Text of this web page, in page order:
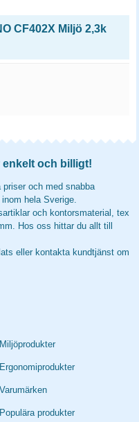
CF402X Miljö 2,3k
och billigt!
och med snabba
hela Sverige.
och kontorsmaterial, tex
Hos oss hittar du allt till
eller kontakta kundtjänst om
Miljöprodukter
Ergonomiprodukter
Varumärken
Populära produkter